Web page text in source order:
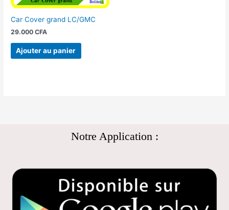
Car Cover grand LC/GMC
29.000CFA
Ajouter au panier
Notre Application :